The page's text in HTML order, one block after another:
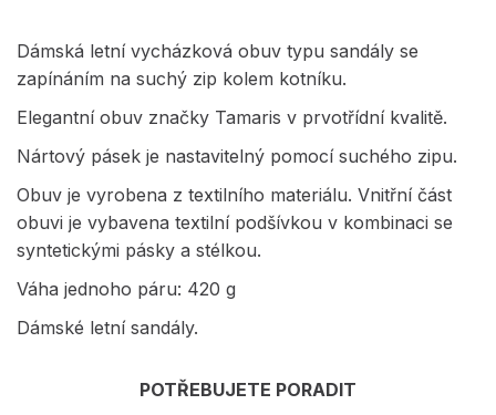
Dámská letní vycházková obuv typu sandály se
zapínáním na suchý zip kolem kotníku.
Elegantní obuv značky Tamaris v prvotřídní kvalitě.
Nártový pásek je nastavitelný pomocí suchého zipu.
Obuv je vyrobena z textilního materiálu. Vnitřní část
obuvi je vybavena textilní podšívkou v kombinaci se
syntetickými pásky a stélkou.
Váha jednoho páru: 420 g
Dámské letní sandály.
POTŘEBUJETE PORADIT